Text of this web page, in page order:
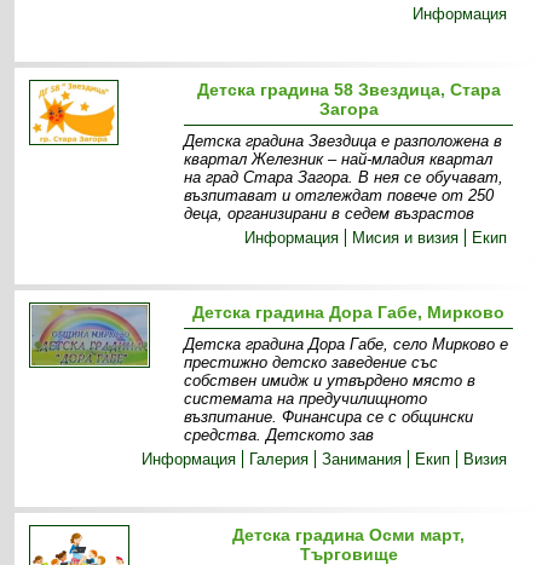
Информация
Детска градина 58 Звездица, Стара
Загора
Детска градина Звездица е разположена в
квартал Железник – най-младия квартал
на град Стара Загора. В нея се обучават,
възпитават и отглеждат повече от 250
деца, организирани в седем възрастов
Информация
Мисия и визия Екип
Детска градина Дора Габе, Мирково
Детска градина Дора Габе, село Мирково е
престижно детско заведение със
собствен имидж и утвърдено място в
системата на предучилищното
възпитание. Финансира се с общински
средства. Детското зав
Информация
Галерия Занимания Екип Визия
Детска градина Осми март,
Търговище